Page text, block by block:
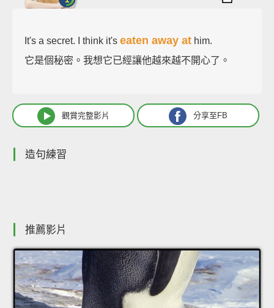
It's a secret. I think it's eaten away at him.
它是個秘密。我想它已經讓他越來越不開心了。
觀賞完整影片 分享至FB
造句練習
推薦影片